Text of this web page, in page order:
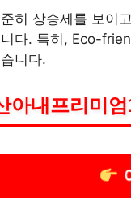
히 상승세를 보이
다. 특히, Eco-
니다.
아내프리미